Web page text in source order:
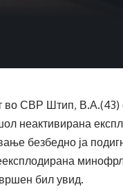
во СВР Штип, В.А.(43)
неактивирана
безбедно ја
бил увид.